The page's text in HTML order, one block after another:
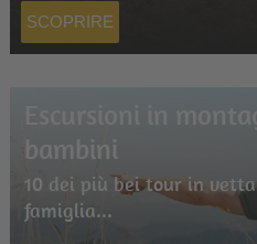
SCOPRIRE
Escursioni in
bambini
10 dei più bei tour in
famiglia...